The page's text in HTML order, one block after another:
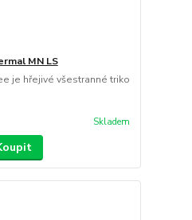
MN LS
je hřejivé všestranné triko
Skladem